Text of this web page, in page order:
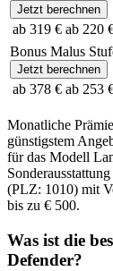
Jetzt berechnen
ab 319 € ab 220
Bonus Malus
Jetzt berechnen
ab 378 € ab 253
Monatliche
günstigstem
für das Modell
Sonderausstattung
(PLZ: 1010) mit
bis zu € 500.
Was ist die
Defender?